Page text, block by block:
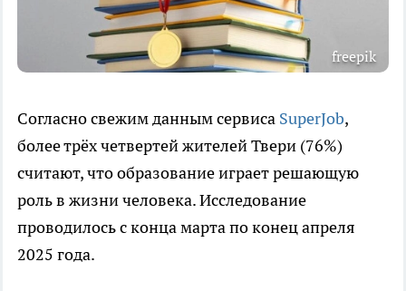
freepik
Согласно свежим данным сервиса SuperJob,
более трёх четвертей жителей Твери (76%)
считают, что образование играет решающую
роль в жизни человека. Исследование
проводилось с конца марта по конец апреля
2025 года.